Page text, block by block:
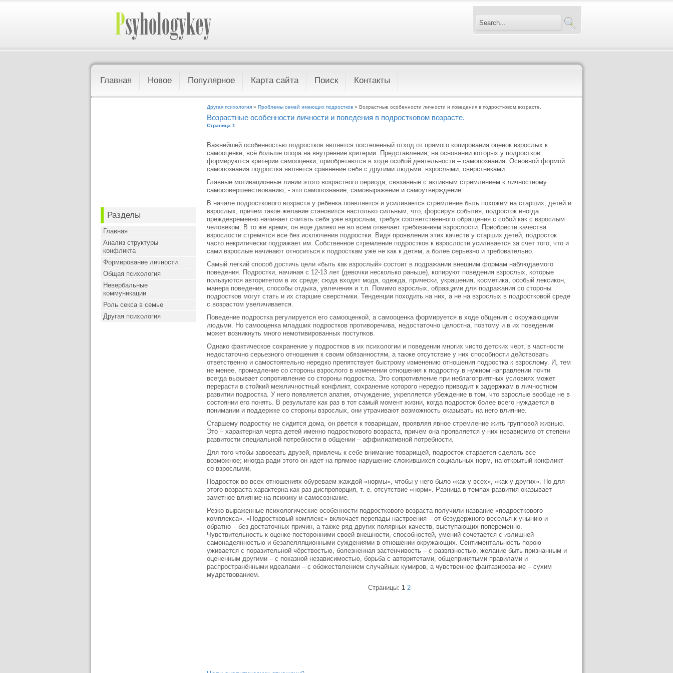
Главная Новое Популярное Карта сайта Поиск Контакты
Разделы
Главная
Анализ структуры
конфликта
Формирование личности
Общая психология
Невербальные
коммуникации
Роль секса в семье
Другая психология
Другая психология » Проблемы семей имеющих подростков » Возрастные особенности личности и поведения в подростковом возрасте.
Возрастные особенности личности и поведения в подростковом возрасте.
Страница 1
Важнейшей особенностью подростков является постепенный отход от прямого копирования оценок взрослых к
самооценке, всё больше опора на внутренние критерии. Представления, на основании которых у подростков
формируются критерии самооценки, приобретаются в ходе особой деятельности – самопознания. Основной формой
самопознания подростка является сравнение себя с другими людьми: взрослыми, сверстниками.
Главные мотивационные линии этого возрастного периода, связанные с активным стремлением к личностному
самосовершенствованию, - это самопознание, самовыражение и самоутверждение.
В начале подросткового возраста у ребенка появляется и усиливается стремление быть похожим на старших, детей и
взрослых, причем такое желание становится настолько сильным, что, форсируя события, подросток иногда
преждевременно начинает считать себя уже взрослым, требуя соответственного обращения с собой как с взрослым
человеком. В то же время, он еще далеко не во всем отвечает требованиям взрослости. Приобрести качества
взрослости стремятся все без исключения подростки. Видя проявления этих качеств у старших детей, подросток
часто некритически подражает им. Собственное стремление подростков к взрослости усиливается за счет того, что и
сами взрослые начинают относиться к подросткам уже не как к детям, а более серьезно и требовательно.
Самый легкий способ достичь цели «быть как взрослый» состоит в подражании внешним формам наблюдаемого
поведения. Подростки, начиная с 12-13 лет (девочки несколько раньше), копируют поведения взрослых, которые
пользуются авторитетом в их среде; сюда входят мода, одежда, прически, украшения, косметика, особый лексикон,
манера поведения, способы отдыха, увлечения и т.п. Помимо взрослых, образцами для подражания со стороны
подростков могут стать и их старшие сверстники. Тенденции походить на них, а не на взрослых в подростковой среде
с возрастом увеличивается.
Поведение подростка регулируется его самооценкой, а самооценка формируется в ходе общения с окружающими
людьми. Но самооценка младших подростков противоречива, недостаточно целостна, поэтому и в их поведении
может возникнуть много немотивированных поступков.
Однако фактическое сохранение у подростков в их психологии и поведении многих чисто детских черт, в частности
недостаточно серьезного отношения к своим обязанностям, а также отсутствие у них способности действовать
ответственно и самостоятельно нередко препятствует быстрому изменению отношения подростка к взрослому. И, тем
не менее, промедление со стороны взрослого в изменении отношения к подростку в нужном направлении почти
всегда вызывает сопротивление со стороны подростка. Это сопротивление при неблагоприятных условиях может
перерасти в стойкий межличностный конфликт, сохранение которого нередко приводит к задержкам в личностном
развитии подростка. У него появляется апатия, отчуждение, укрепляется убеждение в том, что взрослые вообще не в
состоянии его понять. В результате как раз в тот самый момент жизни, когда подросток более всего нуждается в
понимании и поддержке со стороны взрослых, они утрачивают возможность оказывать на него влияние.
Старшему подростку не сидится дома, он рвется к товарищам, проявляя явное стремление жить групповой жизнью.
Это – характерная черта детей именно подросткового возраста, причем она проявляется у них независимо от степени
развитости специальной потребности в общении – аффилиативной потребности.
Для того чтобы завоевать друзей, привлечь к себе внимание товарищей, подросток старается сделать все
возможное; иногда ради этого он идет на прямое нарушение сложившихся социальных норм, на открытый конфликт
со взрослыми.
Подросток во всех отношениях обуреваем жаждой «нормы», чтобы у него было «как у всех», «как у других». Но для
этого возраста характерна как раз диспропорция, т. е. отсутствие «норм». Разница в темпах развития оказывает
заметное влияние на психику и самосознание.
Резко выраженные психологические особенности подросткового возраста получили название «подросткового
комплекса». «Подростковый комплекс» включает перепады настроения – от безудержного веселья к унынию и
обратно – без достаточных причин, а также ряд других полярных качеств, выступающих попеременно.
Чувствительность к оценке посторонними своей внешности, способностей, умений сочетается с излишней
самонадеянностью и безапелляционными суждениями в отношении окружающих. Сентиментальность порою
уживается с поразительной чёрствостью, болезненная застенчивость – с развязностью, желание быть признанным и
оцененным другими – с показной независимостью, борьба с авторитетами, общепринятыми правилами и
распространёнными идеалами – с обожествлением случайных кумиров, а чувственное фантазирование – сухим
мудрствованием.
Страницы: 1 2